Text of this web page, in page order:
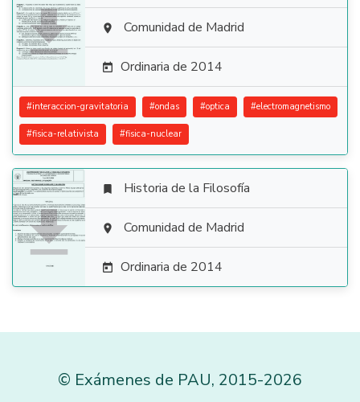
  Comunidad de Madrid
 Ordinaria de 2014
#interaccion-gravitatoria #ondas #optica #electromagnetismo
#fisica-relativista #fisica-nuclear

 Historia de la Filosofía
 Comunidad de Madrid
 Ordinaria de 2014
© Exámenes de PAU, 2015-2026